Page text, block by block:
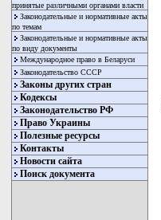
принятые различными органами власти
Законодательные и нормативные акты
по темам
Законодательные и нормативные акты
по виду документы
Международное право в Беларуси
Законодательство СССР
Законы других стран
Кодексы
Законодательство РФ
Право Украины
Полезные ресурсы
Контакты
Новости сайта
Поиск документа